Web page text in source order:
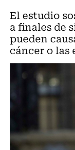
El estudio
a finales de
pueden
cáncer o las